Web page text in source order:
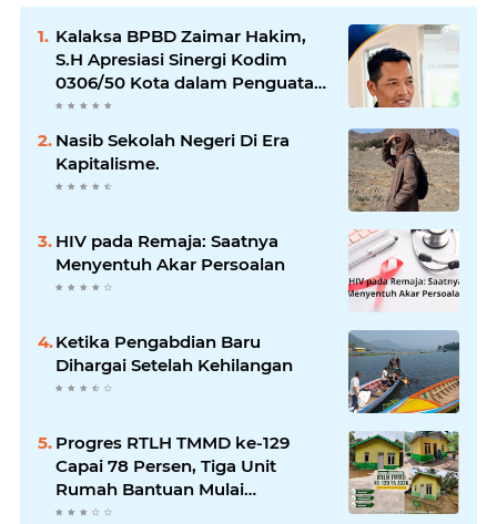
Kalaksa BPBD Zaimar Hakim,
S.H Apresiasi Sinergi Kodim
0306/50 Kota dalam Penguatan
Mitigasi dan Penanganan
Bencana
Nasib Sekolah Negeri Di Era
Kapitalisme.
HIV pada Remaja: Saatnya
Menyentuh Akar Persoalan
Ketika Pengabdian Baru
Dihargai Setelah Kehilangan
Progres RTLH TMMD ke-129
Capai 78 Persen, Tiga Unit
Rumah Bantuan Mulai
Rampung